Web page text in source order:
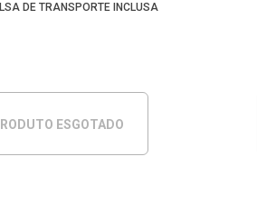
DE TRANSPORTE INCLUSA
ESGOTADO